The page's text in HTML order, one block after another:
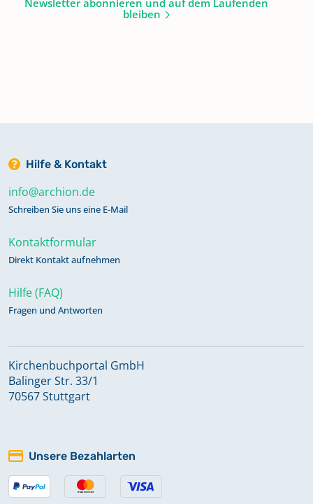
bleiben
Hilfe & Kontakt
info@archion.de
Schreiben Sie uns eine E-Mail
Kontaktformular
Direkt Kontakt aufnehmen
Hilfe (FAQ)
Fragen und Antworten
Kirchenbuchportal GmbH
Balinger Str. 33/1
70567 Stuttgart
Unsere Bezahlarten